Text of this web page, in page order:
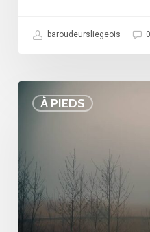
jonquilles,
cueillette
fleurs
(+
notre
baroudeursliegeois 0
À PIEDS
Balade
dans
les
Hautes
Fagnes